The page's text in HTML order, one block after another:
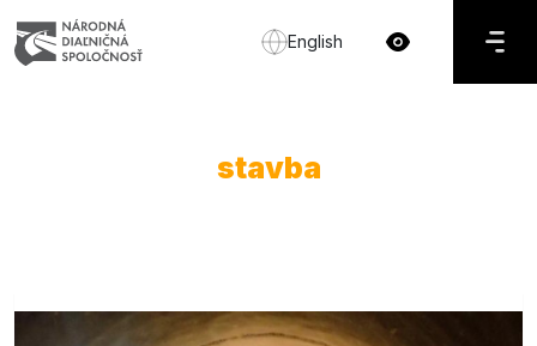
English
stavba